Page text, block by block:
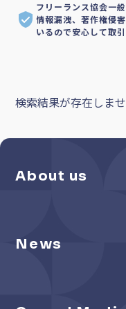
フリーランス協会一
情報漏洩、著作権侵
いるので安心して取引
検索結果が存在しませ
About us
News